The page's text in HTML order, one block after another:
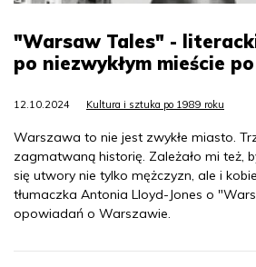
"Warsaw Tales" -
po niezwykłym mieście
12.10.2024 Kultura i sztuka po 1989 roku
Warszawa to nie jest zwykłe miasto.
zagmatwaną historię. Zależało mi też,
się utwory nie tylko mężczyzn, ale i
tłumaczka Antonia Lloyd-Jones o
opowiadań o Warszawie.